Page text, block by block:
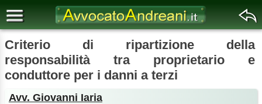
Criterio di ripartizione della
responsabilità tra proprietario e
conduttore per i danni a terzi
Avv. Giovanni Iaria